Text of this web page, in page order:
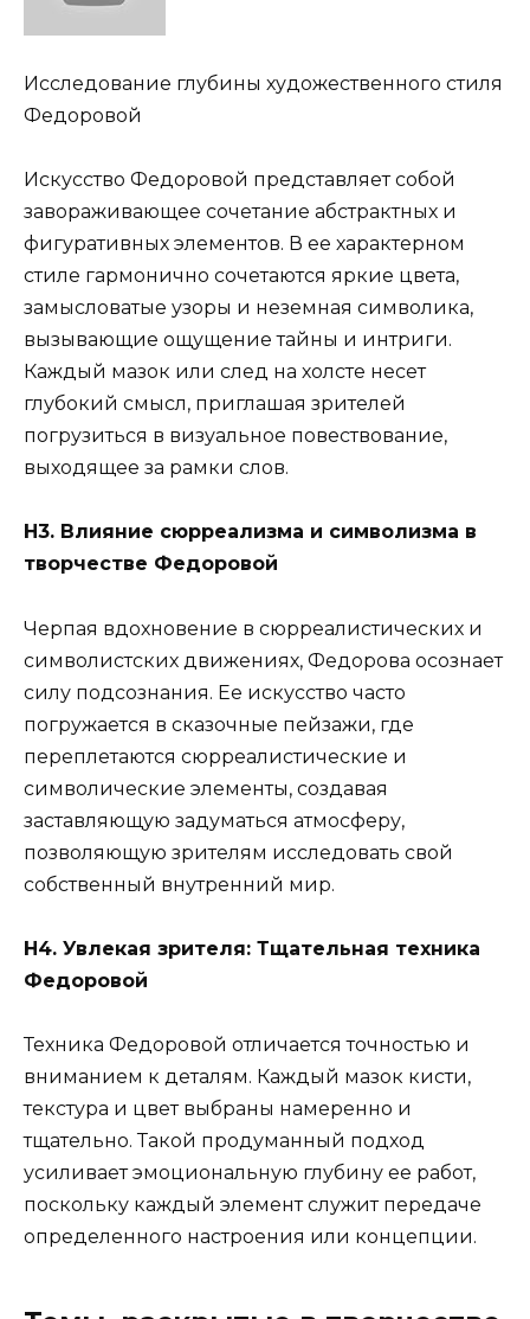
Исследование глубины художественного стиля
Федоровой
Искусство Федоровой представляет собой
завораживающее сочетание абстрактных и
фигуративных элементов. В ее характерном
стиле гармонично сочетаются яркие цвета,
замысловатые узоры и неземная символика,
вызывающие ощущение тайны и интриги.
Каждый мазок или след на холсте несет
глубокий смысл, приглашая зрителей
погрузиться в визуальное повествование,
выходящее за рамки слов.
Н3. Влияние сюрреализма и символизма в
творчестве Федоровой
Черпая вдохновение в сюрреалистических и
символистских движениях, Федорова осознает
силу подсознания. Ее искусство часто
погружается в сказочные пейзажи, где
переплетаются сюрреалистические и
символические элементы, создавая
заставляющую задуматься атмосферу,
позволяющую зрителям исследовать свой
собственный внутренний мир.
Н4. Увлекая зрителя: Тщательная техника
Федоровой
Техника Федоровой отличается точностью и
вниманием к деталям. Каждый мазок кисти,
текстура и цвет выбраны намеренно и
тщательно. Такой продуманный подход
усиливает эмоциональную глубину ее работ,
поскольку каждый элемент служит передаче
определенного настроения или концепции.